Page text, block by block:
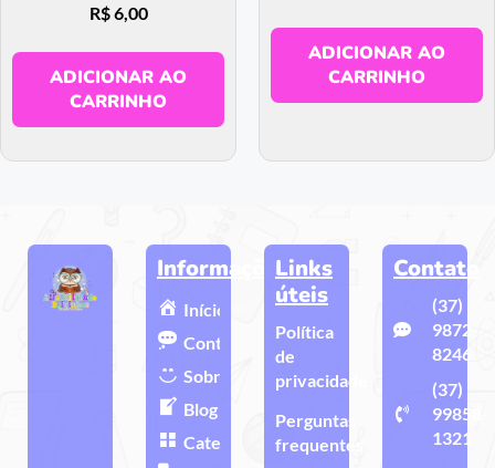
R$6,00
ADICIONAR AO
CARRINHO
ADICIONAR AO
CARRINHO
Informações
Início
Contato
Sobre
Blog
Categorias
Links
úteis
Política
de
privacidade
Perguntas
frequentes
Contato
(37)
9872-
8246
(37)
99858-
1321